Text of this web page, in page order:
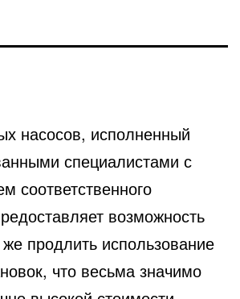
насосов, исполненный
специалистами с
соответственного
возможность
продлить использование
что весьма значимо